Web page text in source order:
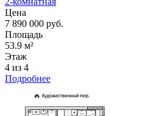
Цена
7 890 000 руб.
Площадь
53.9 м²
Этаж
4 из 4
Подробнее